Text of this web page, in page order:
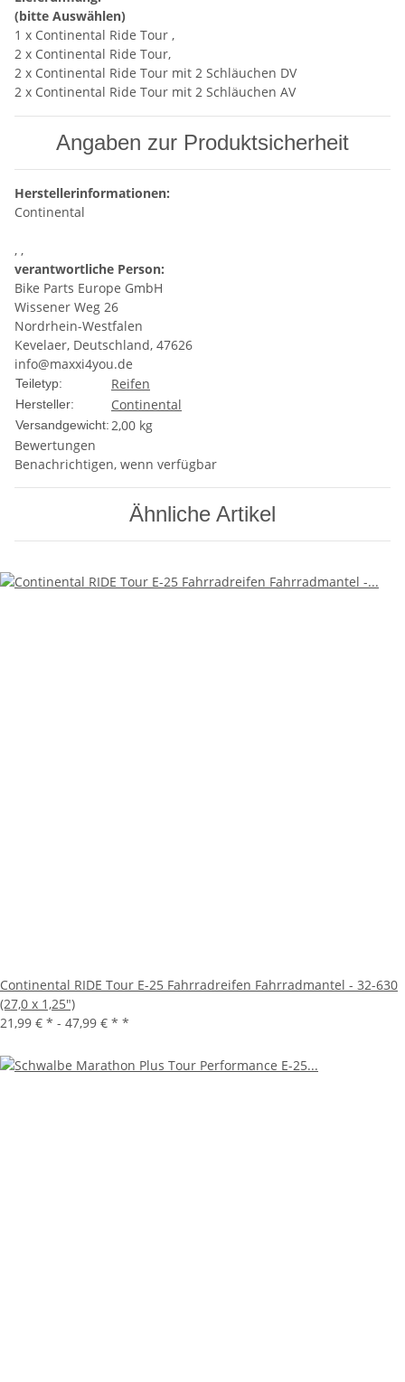
(bitte Auswählen)
1 x Continental Ride Tour ,
2 x Continental Ride Tour,
2 x Continental Ride Tour mit 2 Schläuchen DV
2 x Continental Ride Tour mit 2 Schläuchen AV
Angaben zur Produktsicherheit
Herstellerinformationen:
Continental
, ,
verantwortliche Person:
Bike Parts Europe GmbH
Wissener Weg 26
Nordrhein-Westfalen
Kevelaer, Deutschland, 47626
info@maxxi4you.de
Teiletyp: Reifen
Hersteller: Continental
Versandgewicht:2,00 kg
Bewertungen
Benachrichtigen, wenn verfügbar
Ähnliche Artikel
Continental RIDE Tour E-25 Fahrradreifen Fahrradmantel - 32-630
(27,0 x 1,25")
21,99 € * - 47,99 € * *